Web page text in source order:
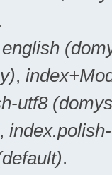
,
utf8
,
.